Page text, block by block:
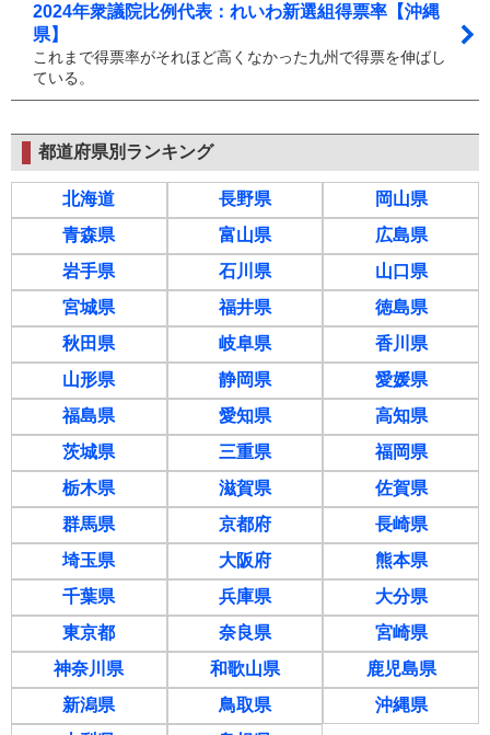
2024年衆議院比例代表：れいわ新選組得票率【沖縄
県】
これまで得票率がそれほど高くなかった九州で得票を伸ばし
ている。
都道府県別ランキング
北海道
青森県
岩手県
宮城県
秋田県
山形県
福島県
茨城県
栃木県
群馬県
埼玉県
千葉県
東京都
神奈川県
新潟県
長野県
富山県
石川県
福井県
岐阜県
静岡県
愛知県
三重県
滋賀県
京都府
大阪府
兵庫県
奈良県
和歌山県
鳥取県
岡山県
広島県
山口県
徳島県
香川県
愛媛県
高知県
福岡県
佐賀県
長崎県
熊本県
大分県
宮崎県
鹿児島県
沖縄県